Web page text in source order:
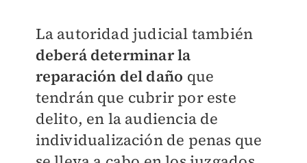
La autoridad judicial también
deberá determinar la
reparación del daño que
tendrán que cubrir por este
delito, en la audiencia de
individualización de penas que